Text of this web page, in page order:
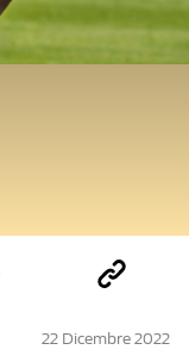
22 Dicembre 2022